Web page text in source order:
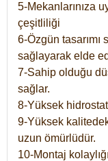
5-Mekanlarınıza
çeşitliliği
6-Özgün tasarımı
sağlayarak elde
7-Sahip olduğu
sağlar.
8-Yüksek
9-Yüksek
uzun ömürlüdür.
10-Montaj